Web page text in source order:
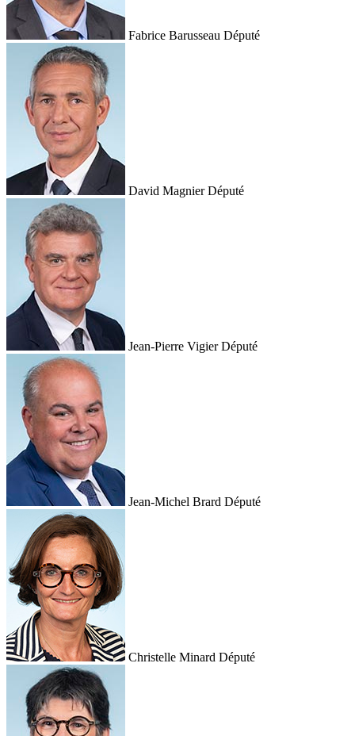
Fabrice Barusseau Député
David Magnier Député
Jean-Pierre Vigier Député
Jean-Michel Brard Député
Christelle Minard Député